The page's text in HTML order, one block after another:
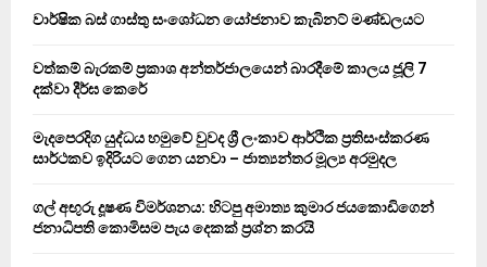
r
වාර්ෂික බස් ගාස්තු සංශෝධන යෝජනාව කැබිනට් මණ්ඩලයට
වත්කම් බැරකම් ප්‍රකාශ අන්තර්ජාලයෙන් බාරදීමේ කාලය ජූලි 7
දක්වා දීර්ඝ කෙරේ
මැදපෙරදිග යුද්ධය හමුවේ වුවද ශ්‍රී ලංකාව ආර්ථික ප්‍රතිසංස්කරණ
සාර්ථකව ඉදිරියට ගෙන යනවා – ජාත්‍යන්තර මූල්‍ය අරමුදල
ගල් අඟුරු දූෂණ විමර්ශනය: හිටපු අමාත්‍ය කුමාර ජයකොඩිගෙන්
ජනාධිපති කොමිසම පැය දෙකක් ප්‍රශ්න කරයි